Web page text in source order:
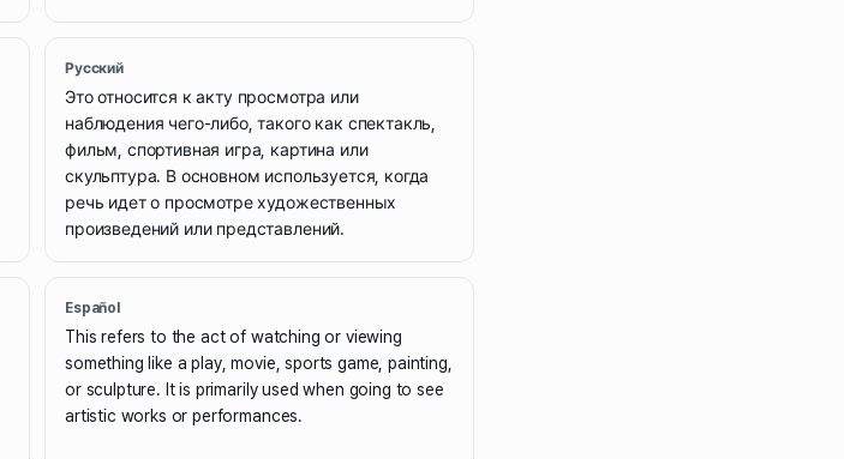
Русский
Это относится к акту просмотра или
наблюдения чего-либо, такого как спектакль,
фильм, спортивная игра, картина или
скульптура. В основном используется, когда
речь идет о просмотре художественных
произведений или представлений.
Español
This refers to the act of watching or viewing
something like a play, movie, sports game, painting,
or sculpture. It is primarily used when going to see
artistic works or performances.